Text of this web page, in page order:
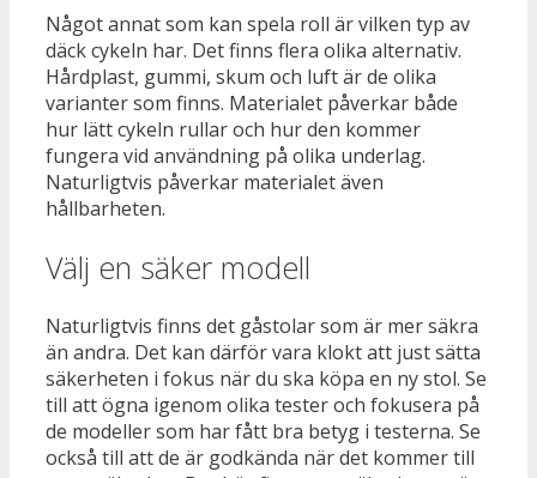
Något annat som kan spela roll är vilken typ av
däck cykeln har. Det finns flera olika alternativ.
Hårdplast, gummi, skum och luft är de olika
varianter som finns. Materialet påverkar både
hur lätt cykeln rullar och hur den kommer
fungera vid användning på olika underlag.
Naturligtvis påverkar materialet även
hållbarheten.
Välj en säker modell
Naturligtvis finns det gåstolar som är mer säkra
än andra. Det kan därför vara klokt att just sätta
säkerheten i fokus när du ska köpa en ny stol. Se
till att ögna igenom olika tester och fokusera på
de modeller som har fått bra betyg i testerna. Se
också till att de är godkända när det kommer till